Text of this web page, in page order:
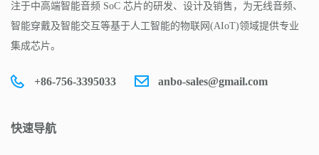
注于中高端智能音频 SoC 芯片的研发、设计及销售，为无线音频、
智能穿戴及智能交互等基于人工智能的物联网(AIoT)领域提供专业
集成芯片。
+86-756-3395033 anbo-sales@gmail.com
快速导航